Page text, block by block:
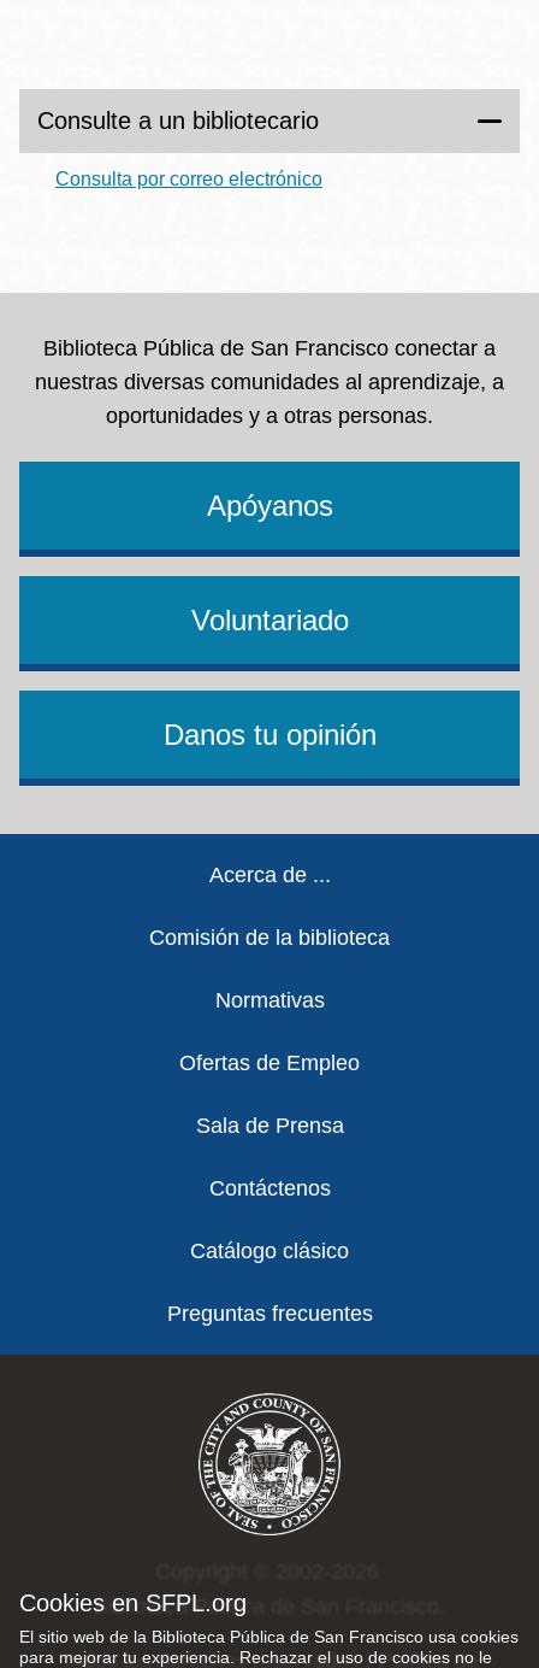
Cookies en SFPL.org
El sitio web de la Biblioteca Pública de San Francisco usa cookies
para mejorar tu experiencia. Rechazar el uso de cookies no le
Consulte a un bibliotecario
Consulta por correo electrónico
Biblioteca Pública de San Francisco conectar a
nuestras diversas comunidades al aprendizaje, a
oportunidades y a otras personas.
Apóyanos
Voluntariado
Danos tu opinión
Acerca de ...
Comisión de la biblioteca
Normativas
Ofertas de Empleo
Sala de Prensa
Contáctenos
Catálogo clásico
Preguntas frecuentes
Biblioteca Pública de San Francisco.
Todos los derechos reservados |Política de